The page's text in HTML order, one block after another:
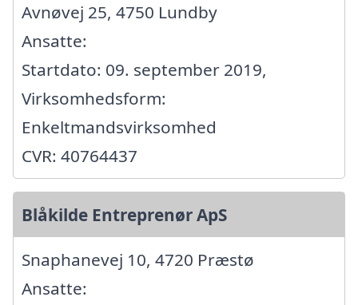
Avnøvej 25, 4750 Lundby
Ansatte:
Startdato: 09. september 2019,
Virksomhedsform:
Enkeltmandsvirksomhed
CVR: 40764437
Blåkilde Entreprenør ApS
Snaphanevej 10, 4720 Præstø
Ansatte: